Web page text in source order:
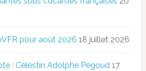
pour août 2026 18 juillet 2026
: Célestin Adolphe Pégoud 17